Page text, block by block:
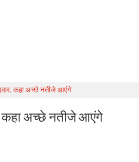
कहा अच्छे नतीजे आएंगे
कहा अच्छे नतीजे आएंगे